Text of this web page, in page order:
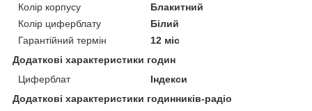
Колір корпусу
Блакитний
Колір циферблату
Білий
Гарантійний термін
12 міс
Додаткові характеристики годин
Циферблат
Індекси
Додаткові характеристики годинників-радіо